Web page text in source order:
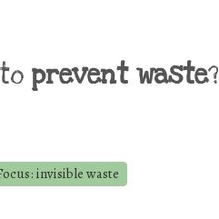
prevent waste?
invisible waste